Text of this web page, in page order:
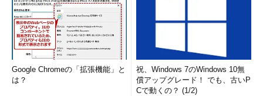
Google Chromeの「拡張機能」と
は？
祝、Windows 7のWindows 10無
償アップグレード！ でも、古いP
Cで動くの？ (1/2)